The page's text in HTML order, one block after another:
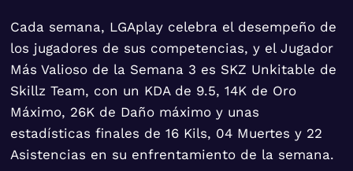
Cada semana, LGAplay celebra el desempeño de
los jugadores de sus competencias, y el Jugador
Más Valioso de la Semana 3 es SKZ Unkitable de
Skillz Team, con un KDA de 9.5, 14K de Oro
Máximo, 26K de Daño máximo y unas
estadísticas finales de 16 Kils, 04 Muertes y 22
Asistencias en su enfrentamiento de la semana.